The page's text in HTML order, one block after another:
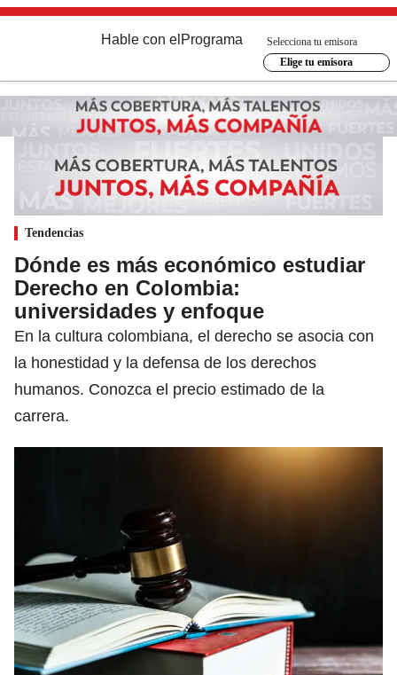
Hable con el Programa
Selecciona tu emisora
Elige tu emisora
Tendencias
Dónde es más económico estudiar
Derecho en Colombia:
universidades y enfoque
En la cultura colombiana, el derecho se asocia con
la honestidad y la defensa de los derechos
humanos. Conozca el precio estimado de la
carrera.